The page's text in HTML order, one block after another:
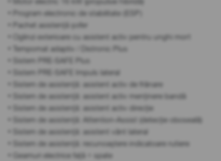
• Program electronic de stabilitate (ESP)
• Pachet asistență șofer
• Oglinzi exterioare cu asistent activ pentru unghi mort
• Tempomat adaptiv / Distronic Plus
• Sistem PRE-SAFE Plus
• Sistem PRE-SAFE Impuls lateral
• Sistem de asistență: asistent activ de frânare
• Sistem de asistență: asistent activ menținere bandă
• Sistem de asistență: asistent activ direcție
• Sistem de asistență: Attention-Assist (detecție oboseală)
• Sistem de asistență: asistent vânt lateral
• Sistem de asistență: recunoaștere indicatoare rutiere
• Geamuri electrice față + spate